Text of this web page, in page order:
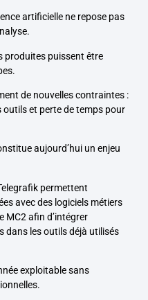
artificielle ne repose pas
produites puissent être
de nouvelles contraintes :
et perte de temps pour
aujourd’hui un enjeu
permettent
avec des logiciels métiers
MC2 afin d’intégrer
dans les outils déjà utilisés
exploitable sans